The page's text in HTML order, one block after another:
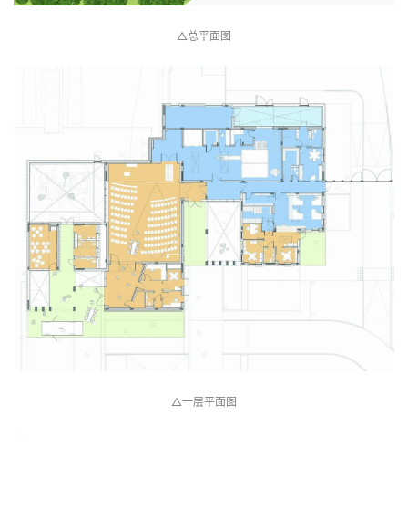
△总平面图
△一层平面图